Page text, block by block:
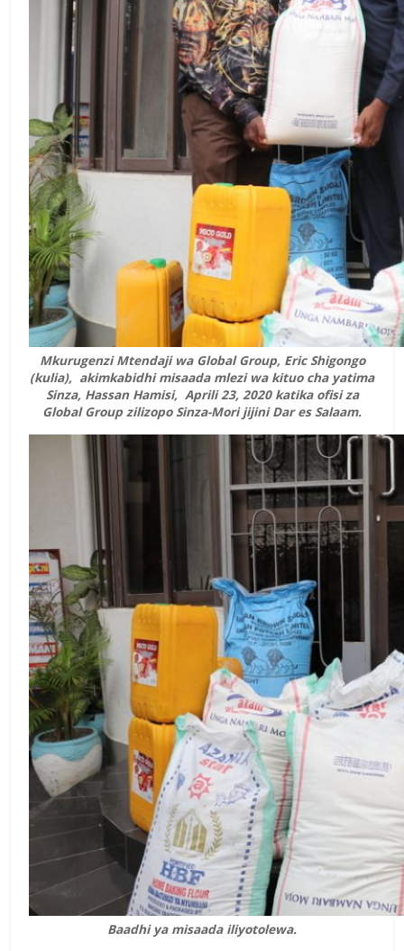
Mkurugenzi Mtendaji wa Global Group, Eric Shigongo
(kulia), akimkabidhi misaada mlezi wa kituo cha yatima
Sinza, Hassan Hamisi, Aprili 23, 2020 katika ofisi za
Global Group zilizopo Sinza-Mori jijini Dar es Salaam.
Baadhi ya misaada iliyotolewa.